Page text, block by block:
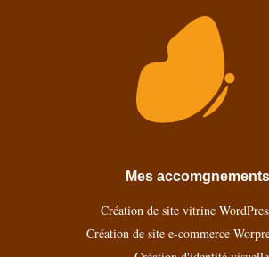
Mes accomgnements
Création de site vitrine
Création de site e-commerce